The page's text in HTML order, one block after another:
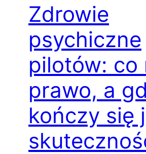
Zdrowie
psychiczne
pilotów: co
prawo, a
kończy się